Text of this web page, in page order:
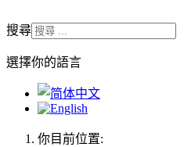
搜尋
選擇你的語言
你目前位置: